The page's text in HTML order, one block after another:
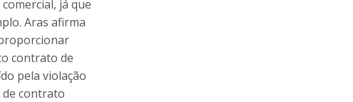
já que
Aras afirma
contrato de
pela violação
de contrato